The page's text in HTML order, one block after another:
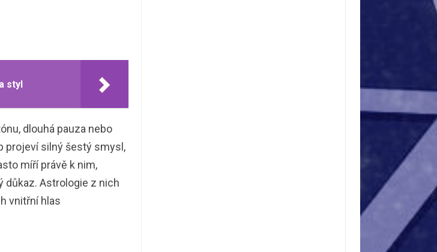
styl
dlouhá pauza nebo
projeví silný šestý smysl,
míří právě k nim,
důkaz. Astrologie z nich
vnitřní hlas